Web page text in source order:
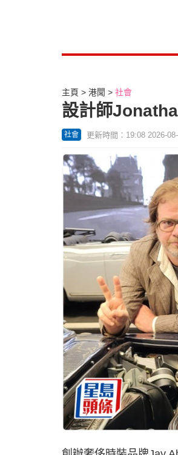
主頁 港聞 社會
設計師
社會 更新時間：19:08 2026-